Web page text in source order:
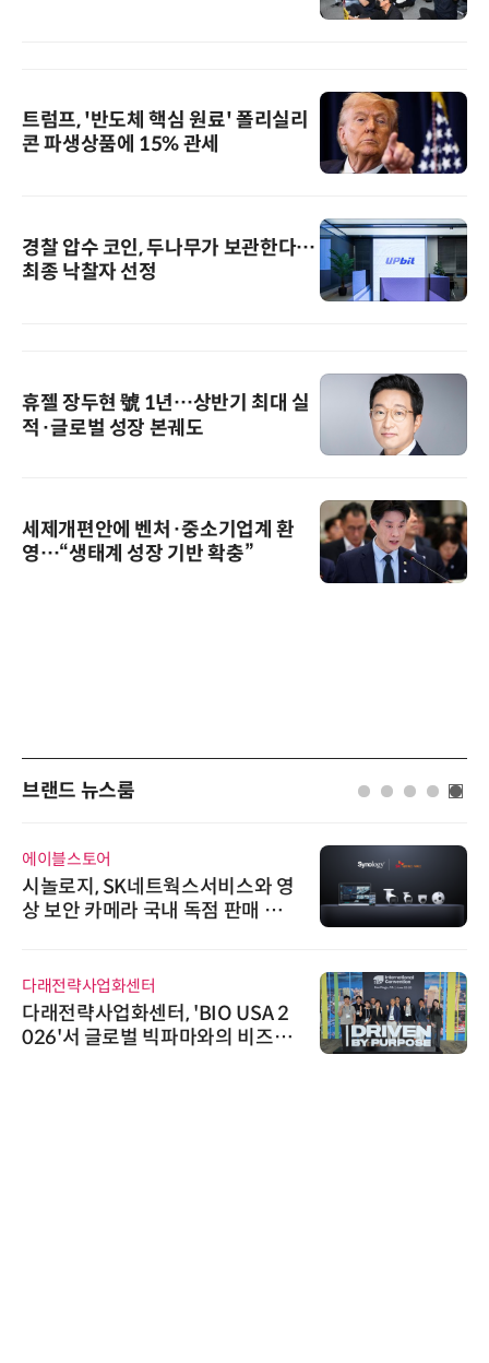
트럼프, '반도체 핵심 원료' 폴리실리
콘 파생상품에 15% 관세
경찰 압수 코인, 두나무가 보관한다…
최종 낙찰자 선정
휴젤 장두현 號 1년…상반기 최대 실
적·글로벌 성장 본궤도
세제개편안에 벤처·중소기업계 환
영…“생태계 성장 기반 확충”
브랜드 뉴스룸
에이블스토어
시놀로지, SK네트웍스서비스와 영
상 보안 카메라 국내 독점 판매 파
다래전략사업화센터
다래전략사업화센터, 'BIO USA 2
026'서 글로벌 빅파마와의 비즈니